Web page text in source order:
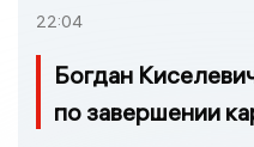
22:04
Богдан
по завершении